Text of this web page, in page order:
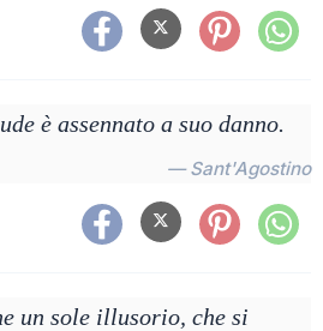
è assennato a suo danno.
— Sant'Agostino
un sole illusorio, che si